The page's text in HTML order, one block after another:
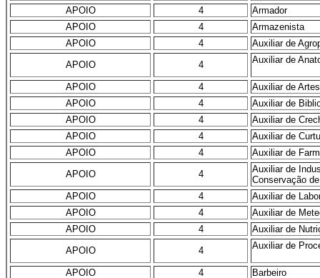
APOIO
4
Armador
APOIO
4
Armazenista
APOIO
4
Auxiliar de
APOIO
4 Auxiliar de
APOIO 4
Auxiliar de
APOIO
4
Auxiliar de
APOIO
4
Auxiliar de
APOIO
4
Auxiliar de
APOIO
4
Auxiliar de
APOIO
4
Auxiliar de
Conservação
APOIO
4
Auxiliar de
APOIO
4
Auxiliar de
APOIO
4
Auxiliar de
APOIO
4 Auxiliar de
APOIO 4
Barbeiro